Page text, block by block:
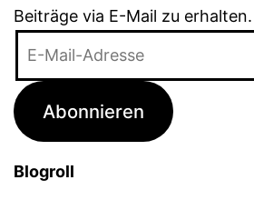
Beiträge via E-Mail zu erhalten.
Adresse
Abonnieren
Blogroll